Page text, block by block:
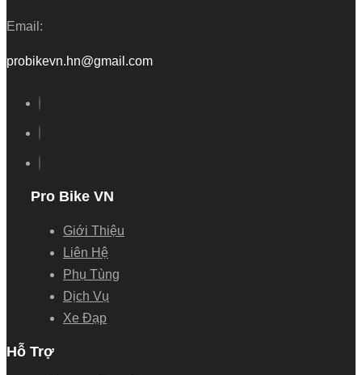
Email:
probikevn.hn@gmail.com
Pro Bike VN
Giới Thiệu
Liên Hệ
Phụ Tùng
Dịch Vụ
Xe Đạp
Hỗ Trợ